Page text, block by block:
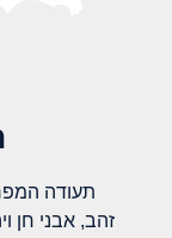
תעודה
זהב, אבני חן